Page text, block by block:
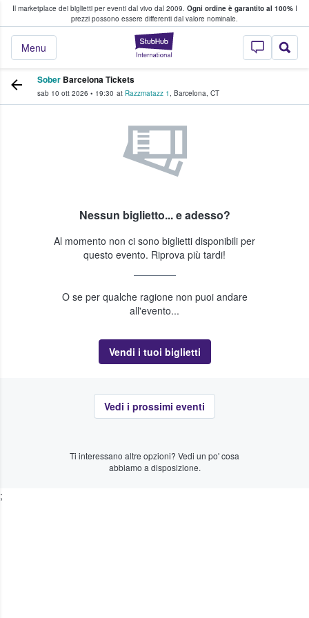
Il marketplace dei biglietti per eventi dal vivo dal 2009. Ogni ordine è garantito al 100%I
prezzi possono essere differenti dal valore nominale.
StubHub - Dove
Menu
fan comprano e vendono biglietti
Sober Barcelona Tickets
sab 10 ott 2026 • 19:30 at Razzmatazz 1, Barcelona, CT
Nessun biglietto... e adesso?
Al momento non ci sono biglietti disponibili per
questo evento. Riprova più tardi!
O se per qualche ragione non puoi andare
all'evento...
Vendi i tuoi biglietti
Vedi i prossimi eventi
Ti interessano altre opzioni? Vedi un po' cosa
abbiamo a disposizione.
;